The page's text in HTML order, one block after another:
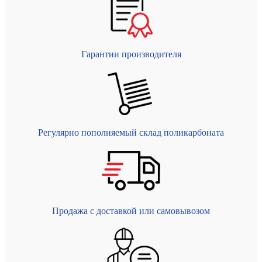
Гарантии производителя
Регулярно пополняемый склад поликарбоната
Продажа с доставкой или самовывозом